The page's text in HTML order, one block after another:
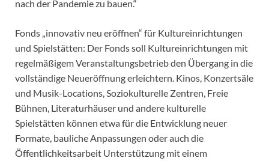
nach der Pandemie zu bauen.“
Fonds „innovativ neu eröffnen“ für Kultureinrichtungen
und Spielstätten: Der Fonds soll Kultureinrichtungen mit
regelmäßigem Veranstaltungsbetrieb den Übergang in die
vollständige Neueröffnung erleichtern. Kinos, Konzertsäle
und Musik-Locations, Soziokulturelle Zentren, Freie
Bühnen, Literaturhäuser und andere kulturelle
Spielstätten können etwa für die Entwicklung neuer
Formate, bauliche Anpassungen oder auch die
Öffentlichkeitsarbeit Unterstützung mit einem